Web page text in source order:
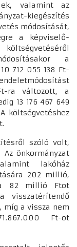
valamint az
kiegészítés
módosítását,
a képviselő-
a
712 055 138 Ft-
ra változott, a
13 176 467 649
költségvetéshez
szóló volt,
önkormányzat
lakóház
202 millió,
82 millió Ftot
visszatérítendő
míg a vissza nem
Ft-ot